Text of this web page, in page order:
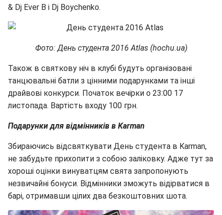
& Dj Ever B і Dj Boychenko.
Фото: День студента 2016 Atlas (hochu.ua)
Також в святкову ніч в клубі будуть організовані
танцювальні батли з цінними подарунками та інші
драйвові конкурси. Початок вечірки о 23:00 17
листопада. Вартість входу 100 грн.
Подарунки для відмінників в Karman
Збираючись відсвяткувати День студента в Karman,
не забудьте прихопити з собою заліковку. Адже тут за
хороші оцінки винуватцям свята запропонують
незвичайні бонуси. Відмінники зможуть відірватися в
барі, отримавши цілих два безкоштовних шота.